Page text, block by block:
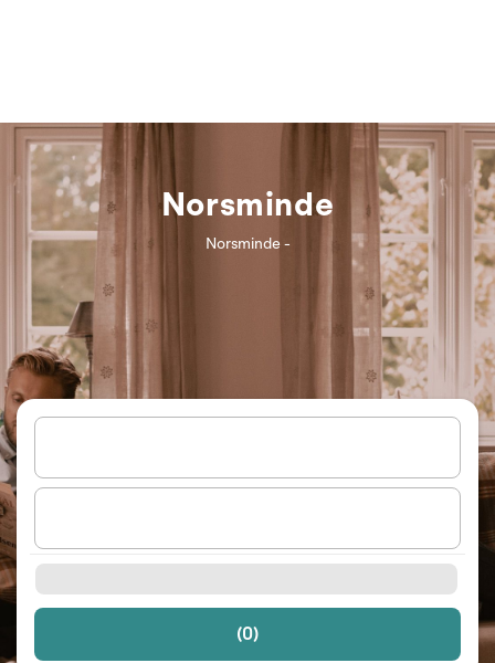
(0)
Norsminde
Norsminde -